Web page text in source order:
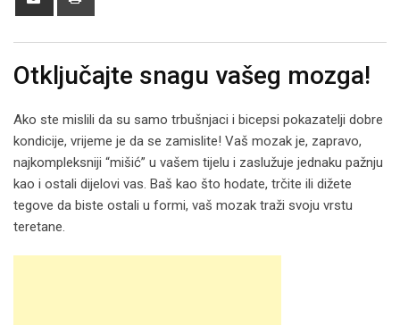
Otključajte snagu vašeg mozga!
Ako ste mislili da su samo trbušnjaci i bicepsi pokazatelji dobre
kondicije, vrijeme je da se zamislite! Vaš mozak je, zapravo,
najkompleksniji “mišić” u vašem tijelu i zaslužuje jednaku pažnju
kao i ostali dijelovi vas. Baš kao što hodate, trčite ili dižete
tegove da biste ostali u formi, vaš mozak traži svoju vrstu
teretane.